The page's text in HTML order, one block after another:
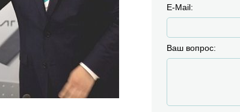
E-Mail:
Ваш вопрос: